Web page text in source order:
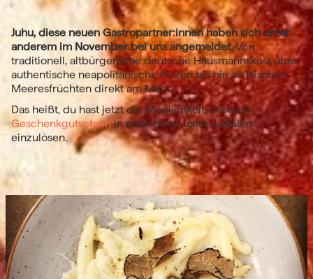
Juhu, diese neuen Gastropartner:innen haben sich unter
anderem im November bei uns angemeldet.Von
traditionell, altbürgerliche deutsche Hausmannskost über
authentische neapolitanische Pizzen bis hin zu frischen
Meeresfrüchten direkt am Meer.
Das heißt, du hast jetzt die Möglichkeit, unseren
Geschenkgutscheinin noch mehr tollen Lokalen
einzulösen.